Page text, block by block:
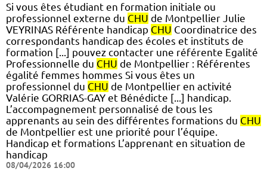
Si vous êtes étudiant en formation initiale ou
professionnel externe du CHU de Montpellier Julie
VEYRINAS Référente handicap CHU Coordinatrice des
correspondants handicap des écoles et instituts de
formation [...] pouvez contacter une référente Egalité
Professionnelle du CHU de Montpellier : Référentes
égalité femmes hommes Si vous êtes un
professionnel du CHU de Montpellier en activité
Valérie GORRIAS-GAY et Bénédicte [...] handicap.
L’accompagnement personnalisé de tous les
apprenants au sein des différentes formations du CHU
de Montpellier est une priorité pour l’équipe.
Handicap et formations L’apprenant en situation de
handicap
08/04/2026 16:00